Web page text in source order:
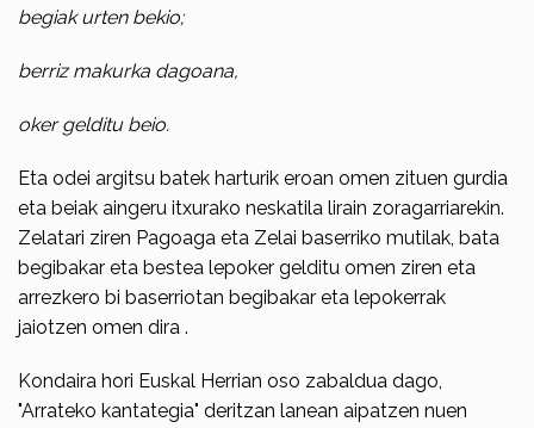
begiak urten bekio;
berriz makurka dagoana,
oker gelditu beio.
Eta odei argitsu batek harturik eroan omen zituen gurdia
eta beiak aingeru itxu­rako neskatila lirain zoragarriare­kin.
Zelatari ziren Pagoaga eta Zelai baserri­ko mutilak, bata
begibakar eta bestea lepoker gelditu omen ziren eta
arrezkero bi baserriotan begibakar eta lepokerrak
jaiotzen omen dira .
Kondaira hori Euskal Herrian oso zabaldua dago,
"Arrateko kantategia" deritzan lanean aipatzen nuen